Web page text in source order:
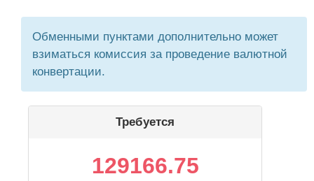
Обменными пунктами дополнительно может
взиматься комиссия за проведение валютной
конвертации.
Требуется
129166.75